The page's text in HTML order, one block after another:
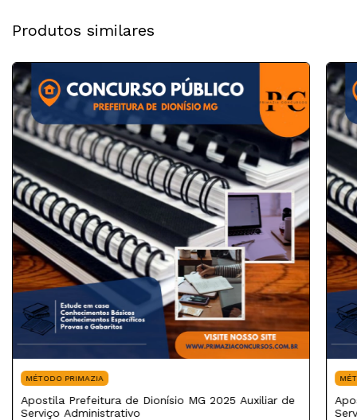
Produtos similares
MÉTODO PRIMAZIA
Apostila Prefeitura de Dionísio MG 2025 Auxiliar de
Serviço Administrativo